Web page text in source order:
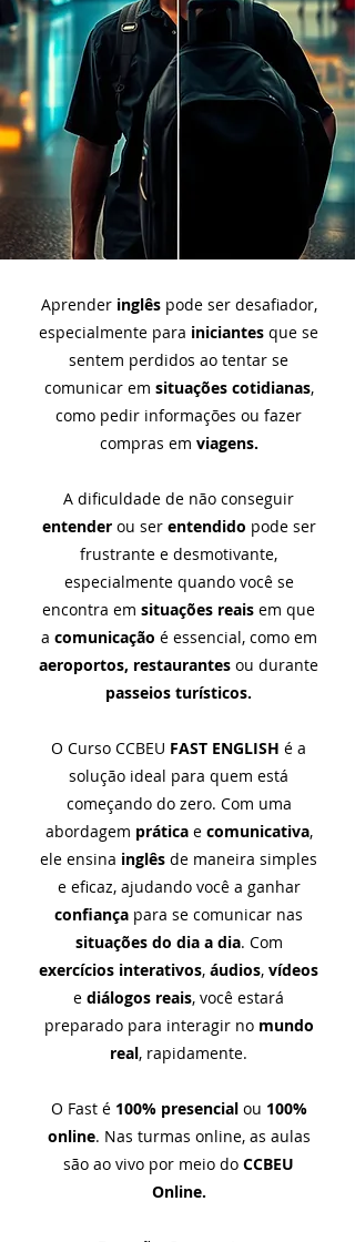
Aprender inglêspode ser desafiador,
especialmente para iniciantes que se
sentem perdidos ao tentar se
comunicar em situações cotidianas,
como pedir informações ou fazer
compras em viagens.
A dificuldade de não conseguir
entenderou ser entendido pode ser
frustrante e desmotivante,
especialmente quando você se
encontra em situações reais em que
a comunicação é essencial, como em
aeroportos, restaurantes ou durante
passeios turísticos.
O Curso CCBEU FAST ENGLISH é a
solução ideal para quem está
começando do zero. Com uma
abordagem práticae comunicativa,
ele ensina inglês de maneira simples
e eficaz, ajudando você a ganhar
confiança para se comunicar nas
situações do dia a dia. Com
exercícios interativos, áudios, vídeos
e diálogos reais, você estará
preparado para interagir no mundo
real, rapidamente.
O Fast é 100% presencial ou 100%
online. Nas turmas online, as aulas
são ao vivo por meio do CCBEU
Online.